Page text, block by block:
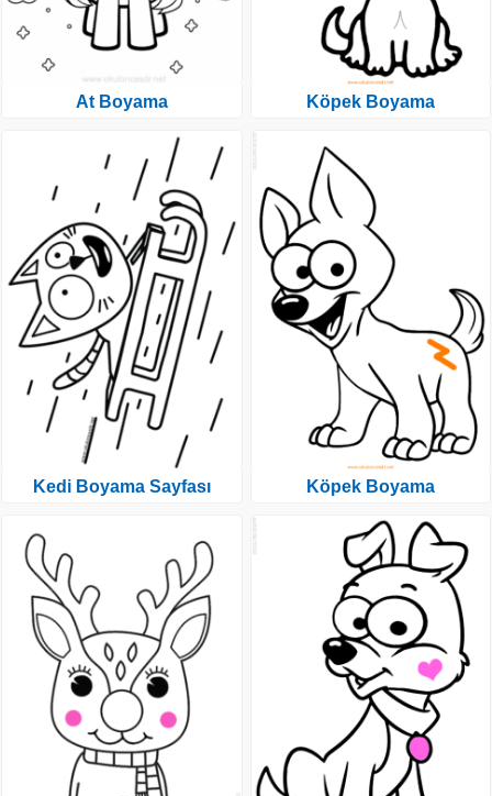
At Boyama
Kedi Boyama Sayfası
Köpek Boyama
Köpek Boyama